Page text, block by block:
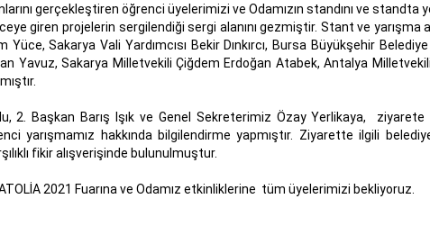
gerçekleştiren öğrenci üyelerimizi ve Odamızın standını ve standta
giren projelerin sergilendiği sergi alanını gezmiştir. Stant ve yarışma
Sakarya Vali Yardımcısı Bekir Dınkırcı, Bursa Büyükşehir
Yavuz, Sakarya Milletvekili Çiğdem Erdoğan Atabek, Antalya
2. Başkan Barış Işık ve Genel Sekreterimiz Özay Yerlikaya, ziyarete
yarışmamız hakkında bilgilendirme yapmıştır. Ziyarette ilgili
fikir alışverişinde bulunulmuştur.
2021 Fuarına ve Odamız etkinliklerine tüm üyelerimizi bekliyoruz.